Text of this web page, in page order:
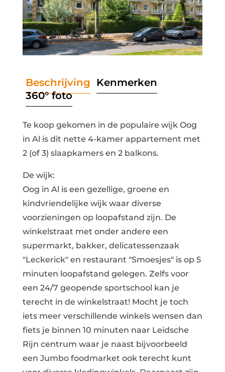
Beschrijving Kenmerken
360° foto
Te koop gekomen in de populaire wijk Oog
in Al is dit nette 4-kamer appartement met
2 (of 3) slaapkamers en 2 balkons.
De wijk:
Oog in Al is een gezellige, groene en
kindvriendelijke wijk waar diverse
voorzieningen op loopafstand zijn. De
winkelstraat met onder andere een
supermarkt, bakker, delicatessenzaak
"Leckerick" en restaurant "Smoesjes" is op 5
minuten loopafstand gelegen. Zelfs voor
een 24/7 geopende sportschool kan je
terecht in de winkelstraat! Mocht je toch
iets meer verschillende winkels wensen dan
fiets je binnen 10 minuten naar Leidsche
Rijn centrum waar je naast bijvoorbeeld
een Jumbo foodmarket ook terecht kunt